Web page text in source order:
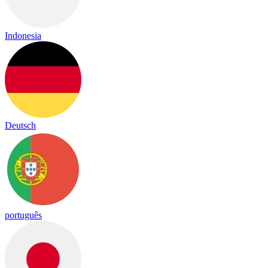
Indonesia
Deutsch
português